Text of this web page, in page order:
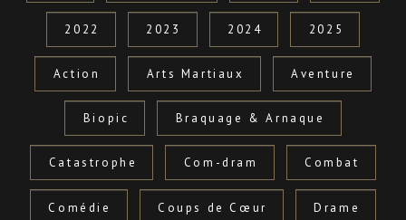
2022 2023 2024 2025
Action Arts Martiaux Aventure
Biopic Braquage & Arnaque
Catastrophe Com-dram Combat
Comédie Coups de Cœur Drame